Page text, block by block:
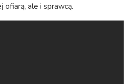
ofiarą, ale i sprawcą.